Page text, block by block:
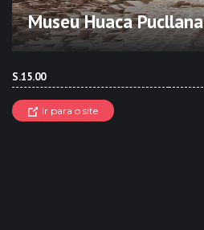
Museu Huaca Pucllana
S.15.00
Ir para o site